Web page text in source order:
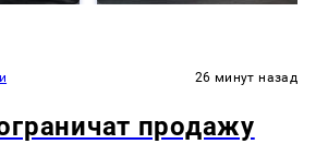
26 минут назад
продажу